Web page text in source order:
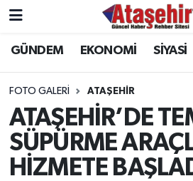
GÜNDEM EKONOMİ SİYASİ
FOTO GALERI ATAŞEHIR
ATAŞEHİR’DE
SÜPÜRME
HİZMETE
Hava Durumu
Trafik Durumu
Süper Lig Puan Durumu ve
Tüm Manşetler